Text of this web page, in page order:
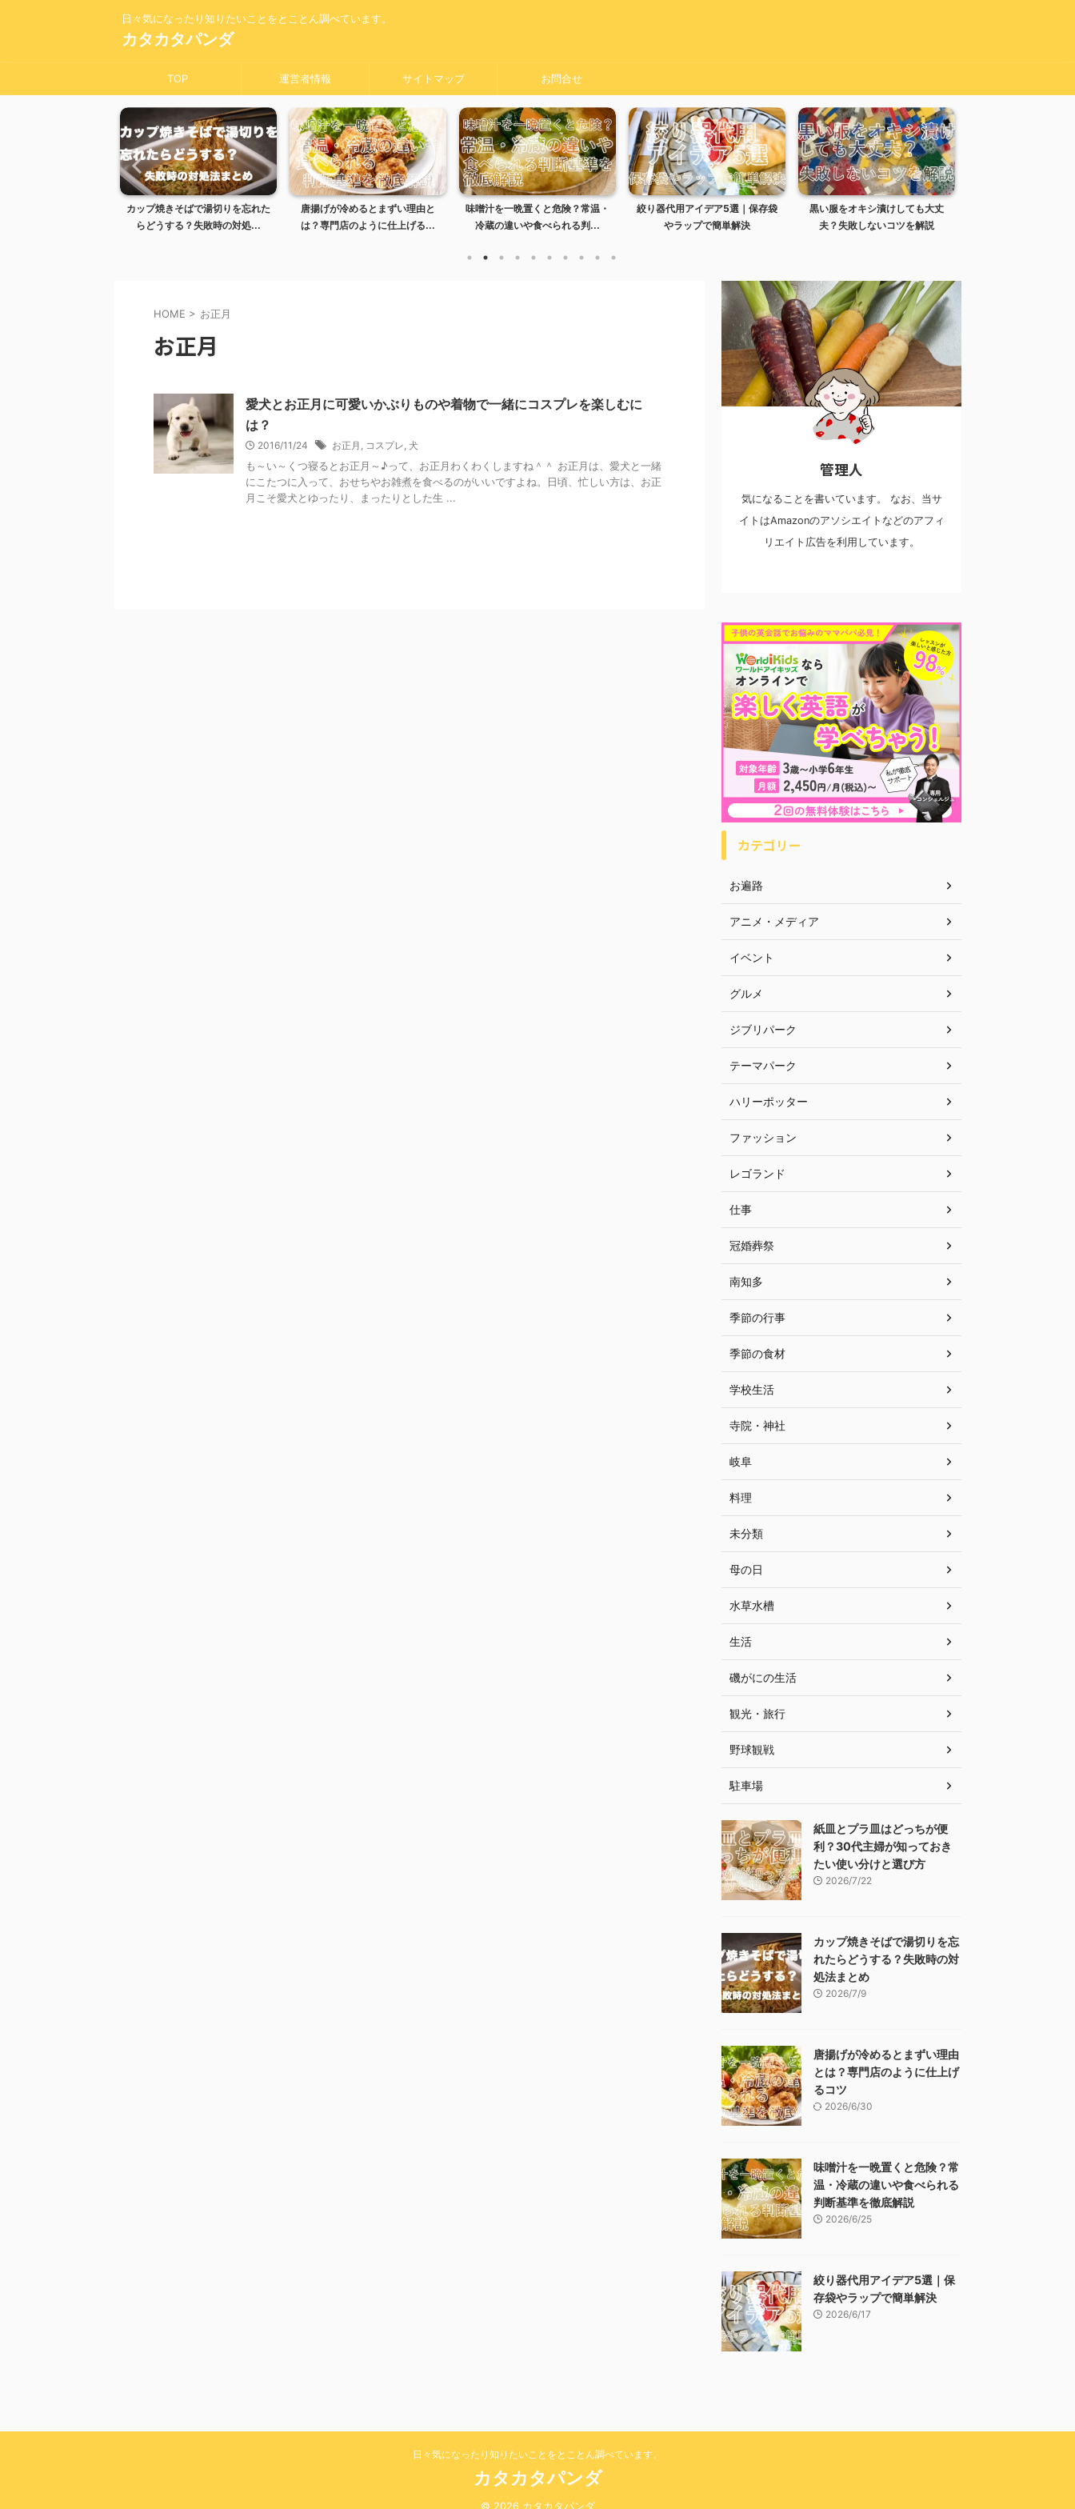
日々気になったり知りたいことをとことん調べています。
カタカタパンダ
TOP 運営者情報 サイトマップ お問合せ
唐揚げが冷めるとまずい理由と
は？専門店のように仕上げる...
味噌汁を一晩置くと危険？常温・
冷蔵の違いや食べられる判...
絞り器代用アイデア5選｜保存袋
やラップで簡単解決
黒い服をオキシ漬けしても大丈
夫？失敗しないコツを解説
リセッシュの処分方法｜スプレー
ボトルは何ゴミ？
HOME > お正月
お正月
愛犬とお正月に可愛いかぶりものや着物で一緒にコスプレを楽しむに
は？
2016/11/24 お正月 コスプレ 犬
も～い～くつ寝るとお正月～♪って、お正月わくわくしますね＾＾ お正月は、愛犬と一緒
にこたつに入って、おせちやお雑煮を食べるのがいいですよね。日頃、忙しい方は、お正
月こそ愛犬とゆったり、まったりとした生 ...
管理人
気になることを書いています。 なお、当サ
イトはAmazonのアソシエイトなどのアフィ
リエイト広告を利用しています。
カテゴリー
お遍路
アニメ・メディア
イベント
グルメ
ジブリパーク
テーマパーク
ハリーポッター
ファッション
レゴランド
仕事
冠婚葬祭
南知多
季節の行事
季節の食材
学校生活
寺院・神社
岐阜
料理
未分類
母の日
水草水槽
生活
磯がにの生活
観光・旅行
野球観戦
駐車場
紙皿とプラ皿はどっちが便
利？30代主婦が知っておき
たい使い分けと選び方
2026/7/22
カップ焼きそばで湯切りを忘
れたらどうする？失敗時の対
処法まとめ
2026/7/9
唐揚げが冷めるとまずい理由
とは？専門店のように仕上げ
るコツ
2026/6/30
味噌汁を一晩置くと危険？常
温・冷蔵の違いや食べられる
判断基準を徹底解説
2026/6/25
絞り器代用アイデア5選｜保
存袋やラップで簡単解決
2026/6/17
日々気になったり知りたいことをとことん調べています。
カタカタパンダ
© 2026 カタカタパンダ